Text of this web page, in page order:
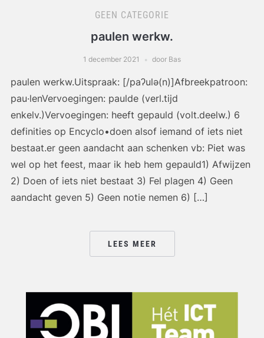
GEEN CATEGORIE
paulen werkw.
1 december 2021 door Bas
paulen werkw.Uitspraak: [/paʔulə(n)]Afbreekpatroon:
pau·lenVervoegingen: paulde (verl.tijd
enkelv.)Vervoegingen: heeft gepauld (volt.deelw.) 6
definities op Encyclo•doen alsof iemand of iets niet
bestaat.er geen aandacht aan schenken vb: Piet was
wel op het feest, maar ik heb hem gepauld1) Afwijzen
2) Doen of iets niet bestaat 3) Fel plagen 4) Geen
aandacht geven 5) Geen notie nemen 6) […]
LEES MEER